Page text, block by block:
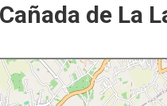
de La